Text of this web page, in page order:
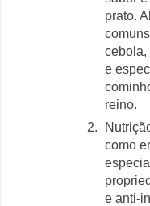
prato.
cebola,
e
reino.
como
e anti-